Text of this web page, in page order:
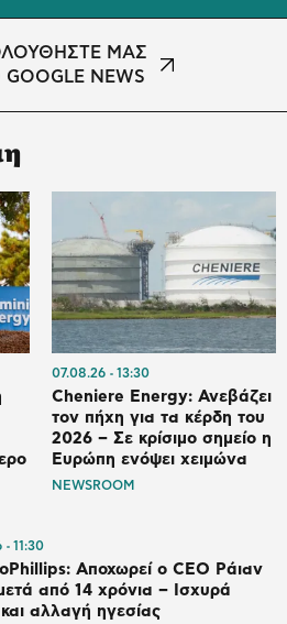
ΜΑΣ
NEWS
07.08.26 13:30
Cheniere Energy: Ανεβάζει
τον πήχη για τα κέρδη του
2026 – Σε κρίσιμο σημείο η
Ευρώπη ενόψει χειμώνα
NEWSROOM
11:30
Αποχωρεί ο CEO Ράιαν
από 14 χρόνια – Ισχυρά
αλλαγή ηγεσίας